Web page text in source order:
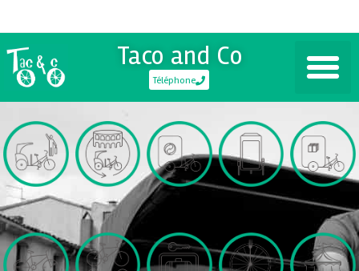
Taco and Co
Téléphone